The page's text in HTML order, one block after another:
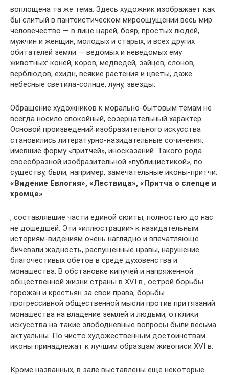
воплощена та же тема. Здесь художник изображает как
бы слитый в пантеистическом мироощущении весь мир:
человечество — в лице царей, бояр, простых людей,
мужчин и женщин, молодых и старых, и всех других
обитателей земли — ведомых и неведомых ему
животных: коней, коров, медведей, зайцев, слонов,
верблюдов, ехидн, всякие растения и цветы, даже
небесные светила-солнце, луну, звезды.
Обращение художников к морально-бытовым темам не
всегда носило спокойный, созерцательный характер.
Основой произведений изобразительного искусства
становились литературно-назидательные сочинения,
имевшие форму «притчей», иносказаний. Такого рода
своеобразной изобразительной «публицистикой», по
существу, были, например, замечательные иконы-притчи:
«Видение Евлогия», «Лествица», «Притча о слепце и
хромце»
, составлявшие части единой сюиты, полностью до нас
не дошедшей. Эти «иллюстрации» к назидательным
историям-видениям очень наглядно и впечатляюще
бичевали жадность, распущенные нравы, нарушение
благочестивых обетов в среде духовенства и
монашества. В обстановке кипучей и напряженной
общественной жизни страны в XVI в., острой борьбы
горожан и крестьян за свои права, борьбы
прогрессивной общественной мысли против притязаний
монашества на владение землей и людьми, отклики
искусства на такие злободневные вопросы были весьма
актуальны. По чисто художественным достоинствам
иконы принадлежат к лучшим образцам живописи XVI в.
Кроме названных, в зале выставлены еще некоторые